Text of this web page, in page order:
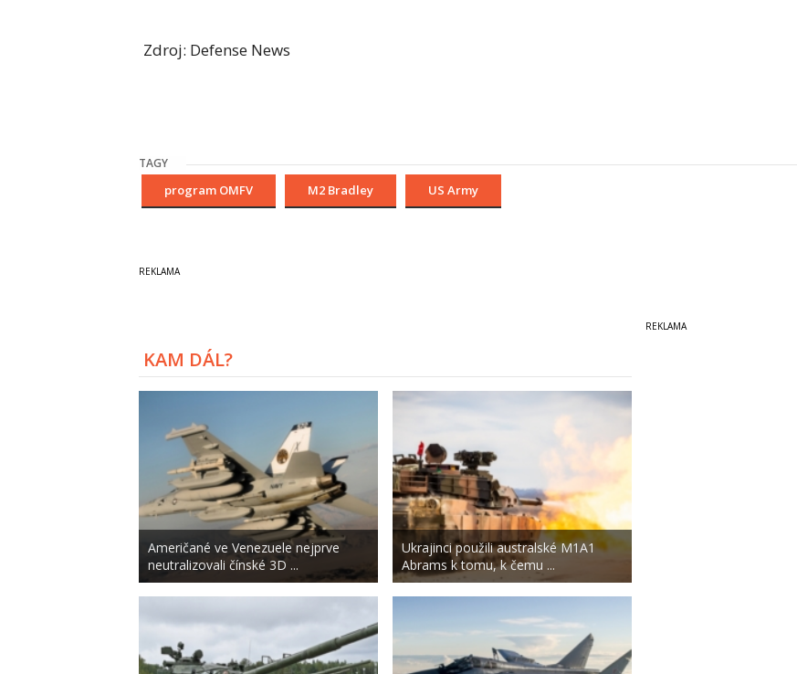
Zdroj: Defense News
TAGY
program OMFV M2 Bradley US Army
KAM DÁL?
Američané ve Venezuele nejprve
neutralizovali čínské 3D ...
Ukrajinci použili australské M1A1
Abrams k tomu, k čemu ...